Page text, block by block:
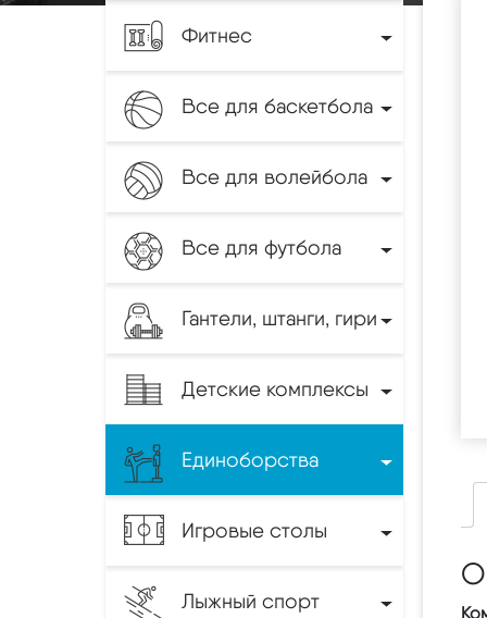
Фитнес
Все для баскетбола
Все для волейбола
Все для футбола
Гантели, штанги, гири
Детские комплексы
Единоборства
Игровые столы
Лыжный спорт